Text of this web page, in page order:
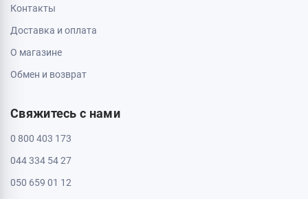
Полтава, 36000, ул. Небесной Сотни 2
Пн - Вс: с 10:00 до 20:00
ТРЦ Депот, 2 этаж
Черкассы, 18005, бул. Шевченка, 195
Информация
Контакты